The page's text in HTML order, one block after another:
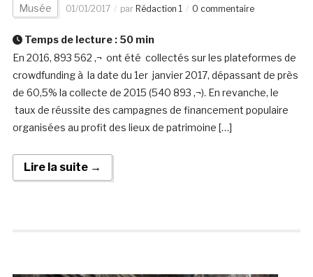
Musée 01/01/2017 par Rédaction 1 0 commentaire
Temps de lecture : 50 min
En 2016, 893 562 ‚¬ ont été collectés sur les plateformes de
crowdfunding à la date du 1er janvier 2017, dépassant de près
de 60,5% la collecte de 2015 (540 893 ‚¬). En revanche, le
taux de réussite des campagnes de financement populaire
organisées au profit des lieux de patrimoine […]
Lire la suite →